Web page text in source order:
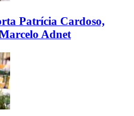
Patrícia Cardoso,
Adnet